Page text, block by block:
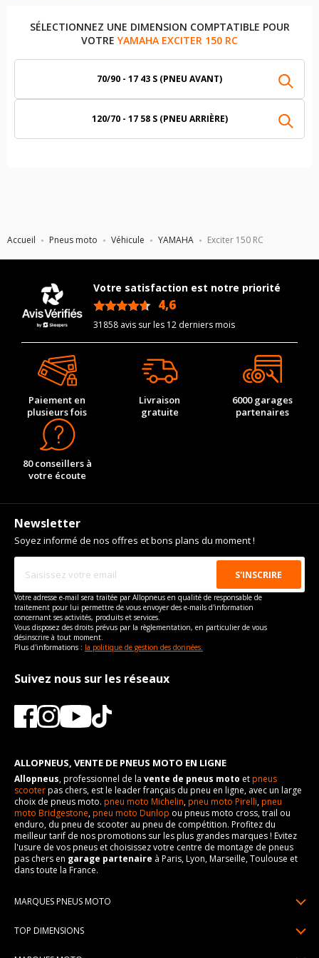
Accueil Pneus moto Véhicule YAMAHA Exciter 150 RC
SÉLECTIONNEZ UNE DIMENSION COMPTATIBLE POUR
VOTREYAMAHA EXCITER 150 RC
70/90 - 17 43 S (PNEU AVANT)
120/70 - 17 58 S (PNEU ARRIÈRE)
Votre satisfaction est notre priorité
4,6
31858 avis sur les 12 derniers mois
Paiement en
plusieurs fois
Livraison
gratuite
6000 garages
partenaires
80 conseillers à
votre écoute
Newsletter
Soyez informé de nos offres et bons plans du moment !
Votre adresse e-mail sera traitée par Allopneus en qualité de responsable de
traitement pour lui permettre de vous envoyer des e-mails d'information
concernant ses activités, produits et services.
Vous disposez des droits prévus par la règlementation, en particulier de vous
désinscrire à tout moment.
Plus d'informations : la politique de gestion des données.
Suivez nous sur les réseaux
ALLOPNEUS, VENTE DE PNEUS MOTO EN LIGNE
Allopneus, professionnel de la vente de pneus moto etpneus
scooterpas chers, est le leader français du pneu en ligne, avec un large
choix de pneus moto. pneu moto Michelin,pneu moto Pirelli,pneu
moto Bridgestone,pneu moto Dunlop ou pneus moto cross, trail ou
enduro, du pneu de scooter au pneu de compétition. Profitez du
meilleur tarif de nos promotions sur les plus grandes marques ! Evitez
l'usure de vos pneus et choisissez votre centre de montage de pneus
pas chers en garage partenaire à Paris, Lyon, Marseille, Toulouse et
dans toute la France.
MARQUES PNEUS MOTO
TOP DIMENSIONS